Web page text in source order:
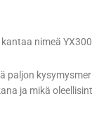
nimeä
paljon
ja mikä